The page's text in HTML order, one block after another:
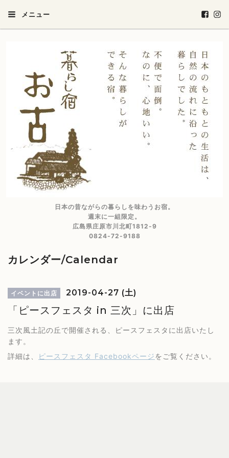
メニュー
日本の昔ながらの暮らしを味わうお宿。
週末に一組限定。
広島県庄原市川北町1812-9
0824-72-9188
カレンダー/Calendar
イベントに出店 2019-04-27 (土)
「ピースフェスタ in 三次」に出店
三次風土記の丘で開催される、ピースフェスタに出店いたし
ます。
詳細は、
ピースフェスタ Facebookページをご覧ください。